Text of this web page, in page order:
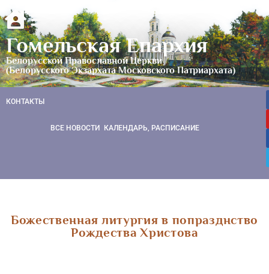
Гомельская Епархия
Белорусской Православной Церкви
(Белорусского Экзархата Московского Патриархата)
КОНТАКТЫ
ВСЕ НОВОСТИ КАЛЕНДАРЬ, РАСПИСАНИЕ
Божественная литургия в попразднство
Рождества Христова